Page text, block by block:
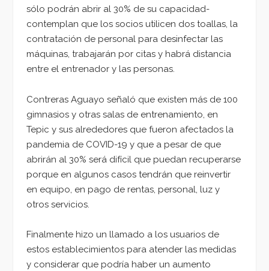
sólo podrán abrir al 30% de su capacidad-
contemplan que los socios utilicen dos toallas, la
contratación de personal para desinfectar las
máquinas, trabajarán por citas y habrá distancia
entre el entrenador y las personas.
Contreras Aguayo señaló que existen más de 100
gimnasios y otras salas de entrenamiento, en
Tepic y sus alrededores que fueron afectados la
pandemia de COVID-19 y que a pesar de que
abrirán al 30% será difícil que puedan recuperarse
porque en algunos casos tendrán que reinvertir
en equipo, en pago de rentas, personal, luz y
otros servicios.
Finalmente hizo un llamado a los usuarios de
estos establecimientos para atender las medidas
y considerar que podría haber un aumento